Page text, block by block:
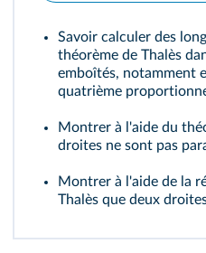
Savoir calculer des
théorème de Thalès
emboîtés, notamment
quatrième
Montrer à l'aide du
droites ne sont pas
Montrer à l'aide de la
Thalès que deux